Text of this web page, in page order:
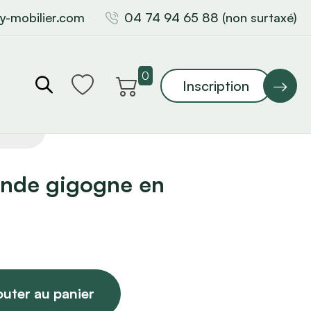
mobilier.com 04 74 94 65 88 (non surtaxé)
0
Inscription
gigogne en
au panier